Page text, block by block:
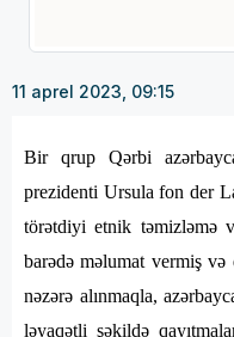
11 aprel 2023, 09:15
Bir qrup Qərbi
prezidenti Ursula fon der
törətdiyi etnik təmizləmə
barədə məlumat vermiş və
nəzərə alınmaqla,
ləyaqətli şəkildə